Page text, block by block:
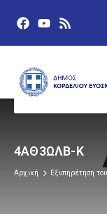
4ΑΘ3ΩΛΒ-Κ
Αρχική Εξυπηρέτηση